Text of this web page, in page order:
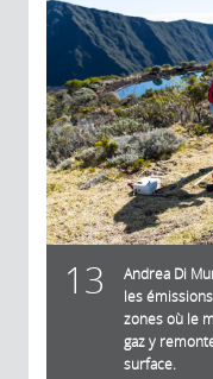
13
Andrea Di
les
zones où le
gaz y
surface.